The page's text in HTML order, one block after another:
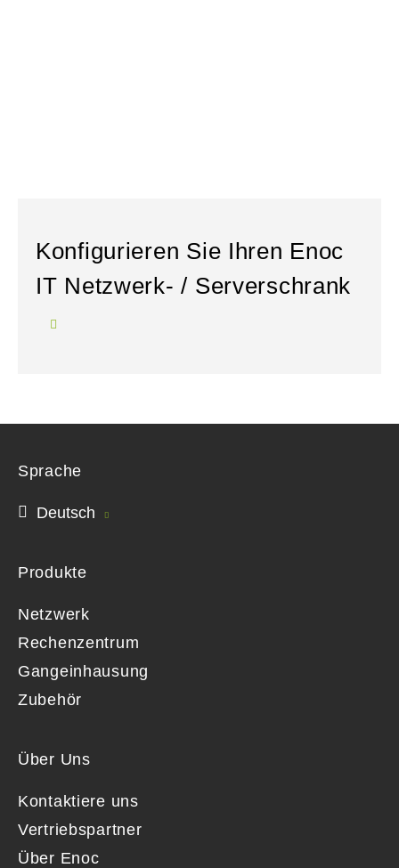
Konfigurieren Sie Ihren Enoc
IT Netzwerk- / Serverschrank
Sprache
Deutsch
Produkte
Netzwerk
Rechenzentrum
Gangeinhausung
Zubehör
Über Uns
Kontaktiere uns
Vertriebspartner
Über Enoc